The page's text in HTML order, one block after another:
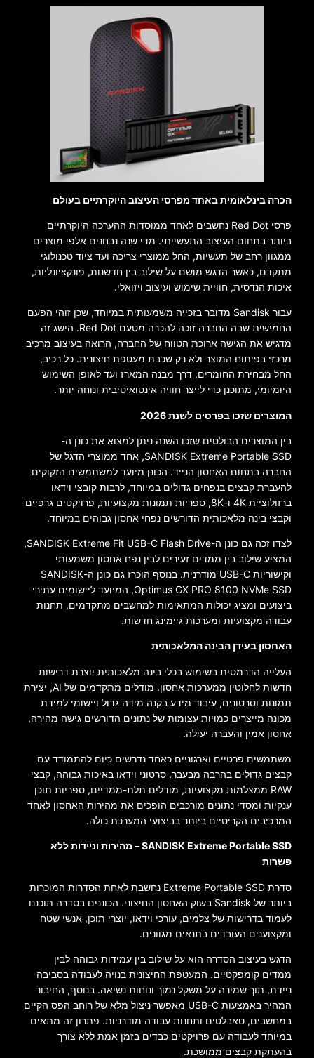
הכרה בינלאומית באחד מפרסי העיצוב היוקרתיים בעולם
פרסי Red Dot נחשבים לאחד ממוסדות ההערכה היוקרתיים
ביותר בתחום העיצוב התעשייתי. מדי שנה נבחנים אלפי מוצרים
ממגוון רחב של תעשיות, החל ממוצרי צריכה ועד ציוד טכנולוגי
מתקדם, כאשר הדגש מושם על שילוב בין חדשנות, פונקציונליות,
איכות הנדסית, חוויית שימוש ועיצוב ויזואלי.
עבור Sandisk מדובר בזכייה משמעותית במיוחד, שכן זוהי הפעם
החמישית שבה החברה זוכה להכרה מטעם Red Dot. הישג זה
מדגיש את הגישה ארוכת הטווח של החברה, הרואה בעיצוב מרכיב
מרכזי בפיתוח המוצר ולא רק שכבת מעטפת חיצונית. כל רכיב,
החל מבחירת החומרים, דרך מבנה המארז ועד לאופן השימוש
היומיומי, מתוכנן כדי לייצר חוויה אינטואיטיבית ונוחה יותר.
המוצרים שזכו בפרסים לשנת 2026
בין המוצרים הבולטים שזכו השנה ניתן למצוא את כונן ה-
SANDISK Extreme Portable SSD, אחד ממוצרי הדגל של
החברה בתחום האחסון הנייד. הכונן מיועד למשתמשים הזקוקים
להעברת קבצים בנפחים גדולים במיוחד, לרבות קובצי וידאו
ברזולוציית 4K ו-8K, ספריות תמונות מקצועיות, פרויקטים גרפיים
וקבצי בינה מלאכותית הדורשים נפחי אחסון גבוהים במיוחד.
לצדו זכה גם כונן ה-SANDISK Extreme Fit USB-C Flash Drive,
המציע שילוב בין ממדים זעירים לבין נפח אחסון משמעותי
וקישוריות USB-C מודרנית. בנוסף הוכרז גם כונן ה-SANDISK
Optimus GX PRO 8100 NVMe SSD, המיועד ליישומים עתירי
ביצועים ומציג יכולות המתאימות למחשבים מתקדמים, תחנות
עבודה מקצועיות ומערכות גיימינג חדשות.
האחסון בעידן הבינה המלאכותית
העלייה הדרמטית בשימוש בכלי בינה מלאכותית יוצרת דרישות
חדשות לחלוטין ממערכות אחסון. מודלים מתקדמים של AI, יצירת
תמונות וסרטונים, עיבוד מידע בקנה מידה גדול ויישומי למידת
מכונה מייצרים כמויות עצומות של נתונים הדורשים גישה מהירה,
אחסון אמין והעברה יעילה.
משתמשים פרטיים וארגוניים כאחד נדרשים כיום להתמודד עם
קבצים גדולים בהרבה מבעבר. סרטוני וידאו באיכות גבוהה, קבצי
RAW ממצלמות מקצועיות, מודלים תלת-ממדיים, ספריות תוכן
ענקיות ומסדי נתונים מורכבים הופכים את מהירות האחסון לאחד
המרכיבים הקריטיים ביותר בביצועי המערכת כולה.
SANDISK Extreme Portable SSD – מהירות וניידות ללא
פשרות
סדרת Extreme Portable SSD נחשבת לאחת הסדרות המוכרות
ביותר של Sandisk בשוק האחסון החיצוני. הכוננים בסדרה תוכננו
לעמוד בדרישות של צלמים, עורכי וידאו, יוצרי תוכן, אנשי שטח
ומקצוענים העובדים בתנאים מגוונים.
הדגש בעיצוב הסדרה הוא על שילוב בין עמידות גבוהה לבין
ממדים קומפקטיים. המעטפת החיצונית בנויה לעבודה בסביבה
ניידת, תוך שמירה על משקל נמוך ונוחות נשיאה. בנוסף, החיבור
המהיר באמצעות USB-C מאפשר ניצול מלא של רוחב הפס הקיים
במחשבים, טאבלטים ותחנות עבודה מודרניות. פתרון זה מתאים
במיוחד לעבודה עם פרויקטים כבדים בזמן אמת ללא צורך
בהעתקת קבצים ממושכת.